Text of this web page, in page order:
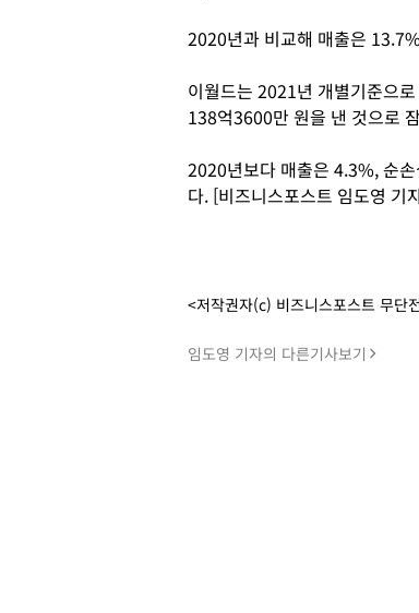
2020년과 비교해 매출은
이월드는 2021년 개별기준으
138억3600만 원을 낸 것으로
2020년보다 매출은 4.3%, 순
다. [비즈니스포스트 임도영 기
<저작권자(c) 비즈니스포스트 무단
임도영 기자의 다른기사보기